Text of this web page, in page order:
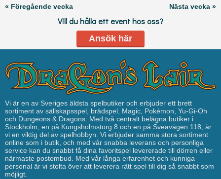
« Föregående vecka Nästa vecka »
Vill du hålla ett event hos oss?
Ansök här
Vi är en av Sveriges äldsta spelbutiker och erbjuder ett brett
sortiment av sällskapsspel, brädspel, Magic, Pokémon, Yu-Gi-Oh
och Dungeons & Dragons. Med två centralt belägna butiker i
Stockholm, en på Kungsholmstorg 8 och en på Sveavägen 118, är
vi en viktig del av spelhobbyn. Vi erbjuder samma stora sortiment
online som i butik, och med vår snabba leverans och personliga
service kan du snabbt få dina favoritspel levererade till dörren eller
närmaste postombud. Med vår långa erfarenhet och kunniga
personal är vi stolta över att leverera rätt spel till dig så snabbt som
möjligt.